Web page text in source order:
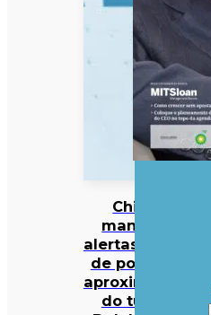
China
mantém
alertas antes
de possível
aproximação
do tufão